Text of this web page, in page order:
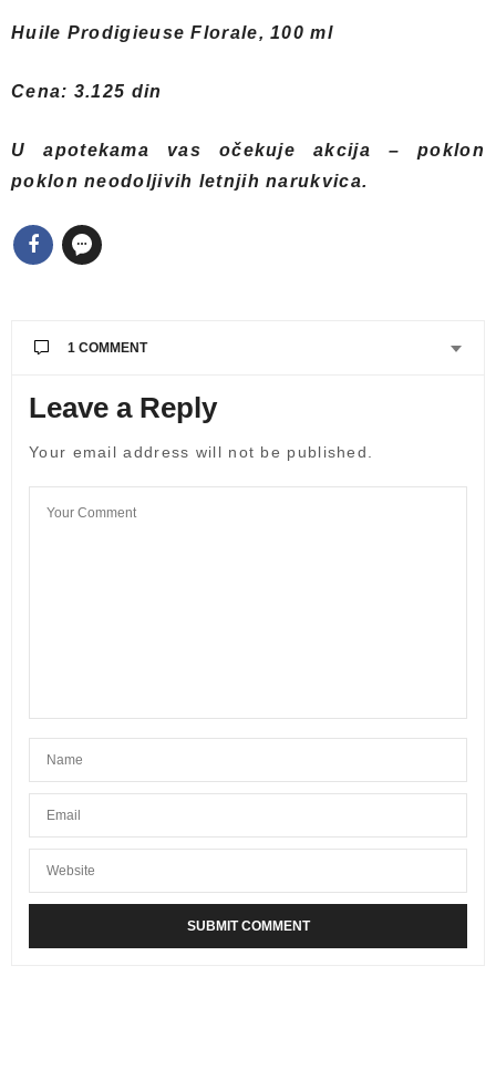
Huile Prodigieuse Florale, 100 ml
Cena: 3.125 din
U apotekama vas očekuje akcija – poklon
poklon neodoljivih letnjih narukvica.
1 COMMENT
Leave a Reply
Your email address will not be published.